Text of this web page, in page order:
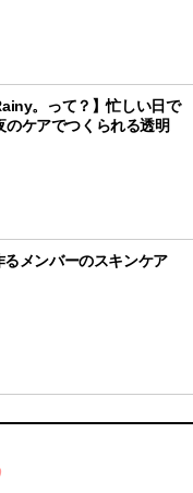
。って？】忙しい日で
のケアでつくられる透明
るメンバーのスキンケア